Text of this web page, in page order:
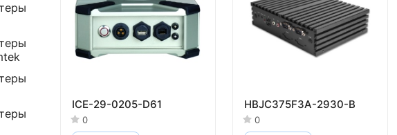
ICE-29-0205-D61
0
HBJC375F3A-2930-B
0